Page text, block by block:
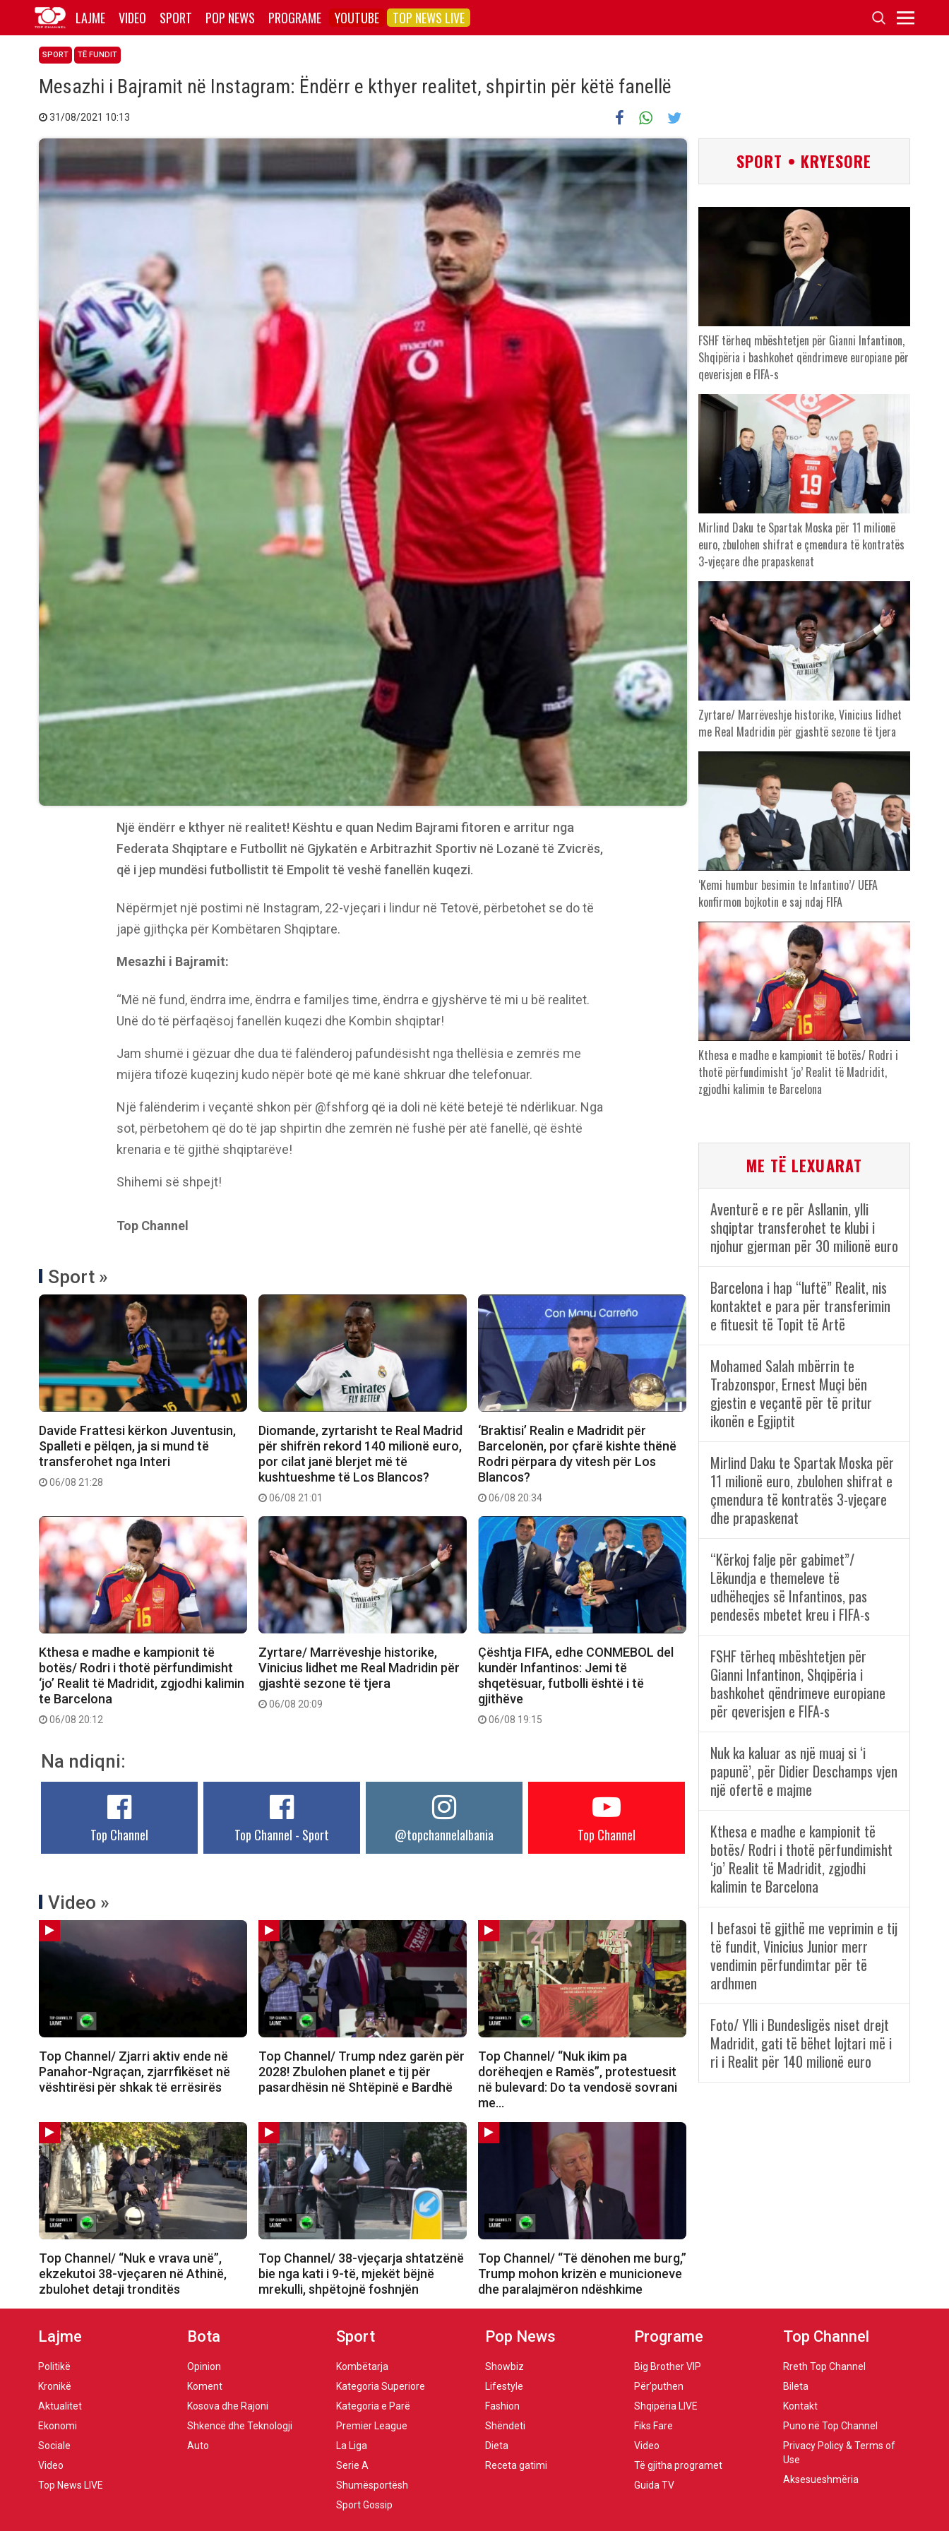
LAJME VIDEO SPORT POP NEWS PROGRAME YOUTUBE TOP NEWS LIVE
SPORT TË FUNDIT
Mesazhi i Bajramit në Instagram: Ëndërr e kthyer realitet, shpirtin për këtë fanellë
31/08/2021 10:13
Një ëndërr e kthyer në realitet! Kështu e quan Nedim Bajrami fitoren e arritur nga
Federata Shqiptare e Futbollit në Gjykatën e Arbitrazhit Sportiv në Lozanë të Zvicrës,
që i jep mundësi futbollistit të Empolit të veshë fanellën kuqezi.
Nëpërmjet një postimi në Instagram, 22-vjeçari i lindur në Tetovë, përbetohet se do të
japë gjithçka për Kombëtaren Shqiptare.
Mesazhi i Bajramit:
“Më në fund, ëndrra ime, ëndrra e familjes time, ëndrra e gjyshërve të mi u bë realitet.
Unë do të përfaqësoj fanellën kuqezi dhe Kombin shqiptar!
Jam shumë i gëzuar dhe dua të falënderoj pafundësisht nga thellësia e zemrës me
mijëra tifozë kuqezinj kudo nëpër botë që më kanë shkruar dhe telefonuar.
Një falënderim i veçantë shkon për @fshforg që ia doli në këtë betejë të ndërlikuar. Nga
sot, përbetohem që do të jap shpirtin dhe zemrën në fushë për atë fanellë, që është
krenaria e të gjithë shqiptarëve!
Shihemi së shpejt!
Top Channel
Sport »
Davide Frattesi kërkon Juventusin,
Spalleti e pëlqen, ja si mund të
transferohet nga Interi
06/08 21:28
Diomande, zyrtarisht te Real Madrid
për shifrën rekord 140 milionë euro,
por cilat janë blerjet më të
kushtueshme të Los Blancos?
06/08 21:01
‘Braktisi’ Realin e Madridit për
Barcelonën, por çfarë kishte thënë
Rodri përpara dy vitesh për Los
Blancos?
06/08 20:34
Kthesa e madhe e kampionit të
botës/ Rodri i thotë përfundimisht
‘jo’ Realit të Madridit, zgjodhi kalimin
te Barcelona
06/08 20:12
Zyrtare/ Marrëveshje historike,
Vinicius lidhet me Real Madridin për
gjashtë sezone të tjera
06/08 20:09
Çështja FIFA, edhe CONMEBOL del
kundër Infantinos: Jemi të
shqetësuar, futbolli është i të
gjithëve
06/08 19:15
Na ndiqni:
Top Channel Top Channel - Sport @topchannelalbania Top Channel
Video »
Top Channel/ Zjarri aktiv ende në
Panahor-Ngraçan, zjarrfikëset në
vështirësi për shkak të errësirës
Top Channel/ Trump ndez garën për
2028! Zbulohen planet e tij për
pasardhësin në Shtëpinë e Bardhë
Top Channel/ “Nuk ikim pa
dorëheqjen e Ramës”, protestuesit
në bulevard: Do ta vendosë sovrani
me…
Top Channel/ “Nuk e vrava unë”,
ekzekutoi 38-vjeçaren në Athinë,
zbulohet detaji tronditës
Top Channel/ 38-vjeçarja shtatzënë
bie nga kati i 9-të, mjekët bëjnë
mrekulli, shpëtojnë foshnjën
Top Channel/ “Të dënohen me burg,”
Trump mohon krizën e municioneve
dhe paralajmëron ndëshkime
SPORT • KRYESORE
FSHF tërheq mbështetjen për Gianni Infantinon,
Shqipëria i bashkohet qëndrimeve europiane për
qeverisjen e FIFA-s
Mirlind Daku te Spartak Moska për 11 milionë
euro, zbulohen shifrat e çmendura të kontratës
3-vjeçare dhe prapaskenat
Zyrtare/ Marrëveshje historike, Vinicius lidhet
me Real Madridin për gjashtë sezone të tjera
‘Kemi humbur besimin te Infantino’/ UEFA
konfirmon bojkotin e saj ndaj FIFA
Kthesa e madhe e kampionit të botës/ Rodri i
thotë përfundimisht ‘jo’ Realit të Madridit,
zgjodhi kalimin te Barcelona
ME TË LEXUARAT
Aventurë e re për Asllanin, ylli
shqiptar transferohet te klubi i
njohur gjerman për 30 milionë euro
Barcelona i hap “luftë” Realit, nis
kontaktet e para për transferimin
e fituesit të Topit të Artë
Mohamed Salah mbërrin te
Trabzonspor, Ernest Muçi bën
gjestin e veçantë për të pritur
ikonën e Egjiptit
Mirlind Daku te Spartak Moska për
11 milionë euro, zbulohen shifrat e
çmendura të kontratës 3-vjeçare
dhe prapaskenat
“Kërkoj falje për gabimet”/
Lëkundja e themeleve të
udhëheqjes së Infantinos, pas
pendesës mbetet kreu i FIFA-s
FSHF tërheq mbështetjen për
Gianni Infantinon, Shqipëria i
bashkohet qëndrimeve europiane
për qeverisjen e FIFA-s
Nuk ka kaluar as një muaj si ‘i
papunë’, për Didier Deschamps vjen
një ofertë e majme
Kthesa e madhe e kampionit të
botës/ Rodri i thotë përfundimisht
‘jo’ Realit të Madridit, zgjodhi
kalimin te Barcelona
I befasoi të gjithë me veprimin e tij
të fundit, Vinicius Junior merr
vendimin përfundimtar për të
ardhmen
Foto/ Ylli i Bundesligës niset drejt
Madridit, gati të bëhet lojtari më i
ri i Realit për 140 milionë euro
Lajme
Politikë
Kronikë
Aktualitet
Ekonomi
Sociale
Video
Top News LIVE
Bota
Opinion
Koment
Kosova dhe Rajoni
Shkencë dhe Teknologji
Auto
Sport
Kombëtarja
Kategoria Superiore
Kategoria e Parë
Premier League
La Liga
Serie A
Shumësportësh
Sport Gossip
Pop News
Showbiz
Lifestyle
Fashion
Shëndeti
Dieta
Receta gatimi
Programe
Big Brother VIP
Për’puthen
Shqipëria LIVE
Fiks Fare
Video
Të gjitha programet
Guida TV
Top Channel
Rreth Top Channel
Bileta
Kontakt
Puno në Top Channel
Privacy Policy & Terms of
Use
Aksesueshmëria